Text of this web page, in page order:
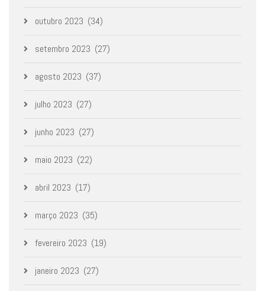
outubro 2023 (34)
setembro 2023 (27)
agosto 2023 (37)
julho 2023 (27)
junho 2023 (27)
maio 2023 (22)
abril 2023 (17)
março 2023 (35)
fevereiro 2023 (19)
janeiro 2023 (27)